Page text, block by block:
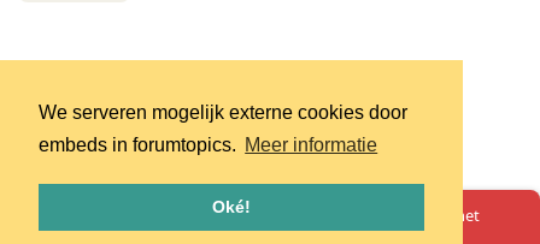
We serveren mogelijk externe cookies door
embeds in forumtopics. Meer informatie
Oké!
Oeps! Er is iets misgegaan. Herlaad de pagina en probeer het
opnieuw.